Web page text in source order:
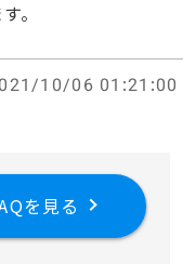
。
10/06 01:21:00
を見る